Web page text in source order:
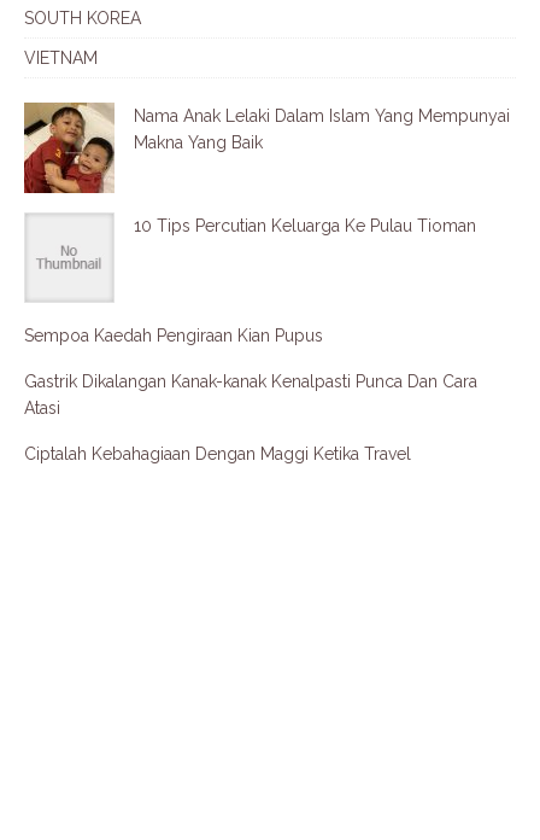
SOUTH KOREA
VIETNAM
Nama Anak Lelaki Dalam Islam Yang Mempunyai
Makna Yang Baik
10 Tips Percutian Keluarga Ke Pulau Tioman
Sempoa Kaedah Pengiraan Kian Pupus
Gastrik Dikalangan Kanak-kanak Kenalpasti Punca Dan Cara
Atasi
Ciptalah Kebahagiaan Dengan Maggi Ketika Travel